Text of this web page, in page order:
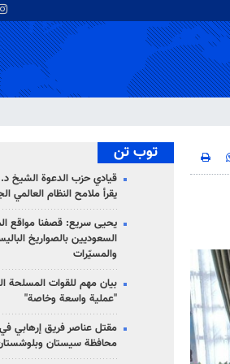
توب تن
قيادي حزب الدعوة الشيخ
يقرأ ملامح النظام العالمي
يحيى سريع: قصفنا مواقع
السعوديين بالصواريخ
والمسيّرات
بيان مهم للقوات المسلحة
"عملية واسعة وخاصة"
مقتل عناصر فريق إرهابي
محافظة سيستان